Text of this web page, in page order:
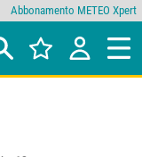
Abbonamento METEO Xpert